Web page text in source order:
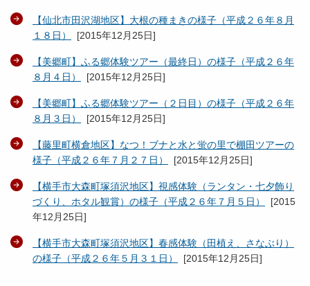
【仙北市田沢湖地区】大根の種まきの様子（平成２６年８月
１８日）
[2015年12月25日]
【美郷町】ふる郷体験ツアー（最終日）の様子（平成２６年
８月４日）
[2015年12月25日]
【美郷町】ふる郷体験ツアー（２日目）の様子（平成２６年
８月３日）
[2015年12月25日]
【藤里町横倉地区】なつ！ブナと水と蛍の里で棚田ツアーの
様子（平成２６年７月２７日）
[2015年12月25日]
【横手市大森町塚須沢地区】視感体験（ランタン・七夕飾り
づくり、ホタル観賞）の様子（平成２６年７月５日）
[2015
年12月25日]
【横手市大森町塚須沢地区】春感体験（田植え、さなぶり）
の様子（平成２６年５月３１日）
[2015年12月25日]